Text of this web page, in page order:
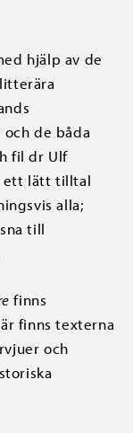
hjälp av de
de båda
fil dr Ulf
ett lätt tilltal
alla;
till
finns
finns texterna
och